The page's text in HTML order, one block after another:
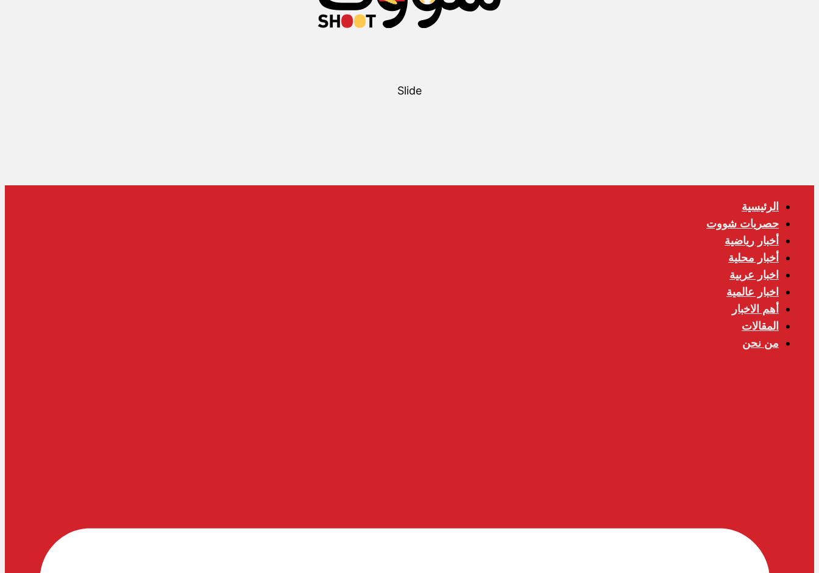
Slide
الرئيسية
حصريات شووت
أخبار رياضية
أخبار محلية
اخبار عربية
اخبار عالمية
أهم الاخبار
المقالات
من نحن